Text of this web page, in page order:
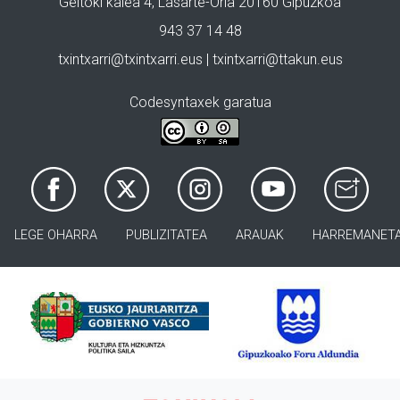
943 37 14 48
txintxarri@txintxarri.eus | txintxarri@ttakun.eus
Codesyntaxek garatua
LEGE OHARRA PUBLIZITATEA ARAUAK